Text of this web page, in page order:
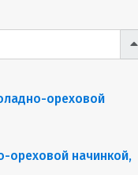
ореховой начинкой,